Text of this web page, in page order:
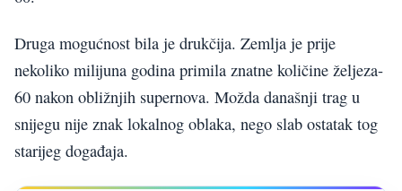
Druga mogućnost bila je drukčija. Zemlja je prije
nekoliko milijuna godina primila znatne količine željeza-
60 nakon obližnjih supernova. Možda današnji trag u
snijegu nije znak lokalnog oblaka, nego slab ostatak tog
starijeg događaja.